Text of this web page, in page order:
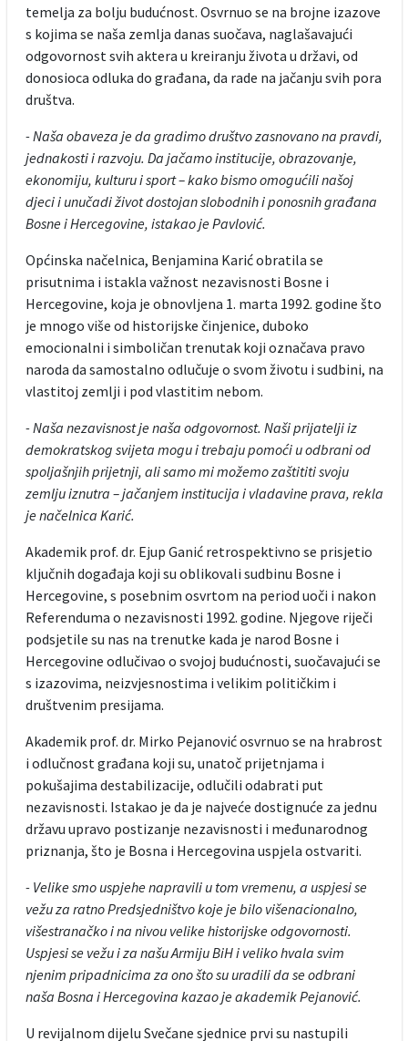
temelja za bolju budućnost. Osvrnuo se na brojne izazove
s kojima se naša zemlja danas suočava, naglašavajući
odgovornost svih aktera u kreiranju života u državi, od
donosioca odluka do građana, da rade na jačanju svih pora
društva.
- Naša obaveza je da gradimo društvo zasnovano na pravdi,
jednakosti i razvoju. Da jačamo institucije, obrazovanje,
ekonomiju, kulturu i sport – kako bismo omogućili našoj
djeci i unučadi život dostojan slobodnih i ponosnih građana
Bosne i Hercegovine, istakao je Pavlović.
Općinska načelnica, Benjamina Karić obratila se
prisutnima i istakla važnost nezavisnosti Bosne i
Hercegovine, koja je obnovljena 1. marta 1992. godine što
je mnogo više od historijske činjenice, duboko
emocionalni i simboličan trenutak koji označava pravo
naroda da samostalno odlučuje o svom životu i sudbini, na
vlastitoj zemlji i pod vlastitim nebom.
- Naša nezavisnost je naša odgovornost. Naši prijatelji iz
demokratskog svijeta mogu i trebaju pomoći u odbrani od
spoljašnjih prijetnji, ali samo mi možemo zaštititi svoju
zemlju iznutra – jačanjem institucija i vladavine prava, rekla
je načelnica Karić.
Akademik prof. dr. Ejup Ganić retrospektivno se prisjetio
ključnih događaja koji su oblikovali sudbinu Bosne i
Hercegovine, s posebnim osvrtom na period uoči i nakon
Referenduma o nezavisnosti 1992. godine. Njegove riječi
podsjetile su nas na trenutke kada je narod Bosne i
Hercegovine odlučivao o svojoj budućnosti, suočavajući se
s izazovima, neizvjesnostima i velikim političkim i
društvenim presijama.
Akademik prof. dr. Mirko Pejanović osvrnuo se na hrabrost
i odlučnost građana koji su, unatoč prijetnjama i
pokušajima destabilizacije, odlučili odabrati put
nezavisnosti. Istakao je da je najveće dostignuće za jednu
državu upravo postizanje nezavisnosti i međunarodnog
priznanja, što je Bosna i Hercegovina uspjela ostvariti.
- Velike smo uspjehe napravili u tom vremenu, a uspjesi se
vežu za ratno Predsjedništvo koje je bilo višenacionalno,
višestranačko i na nivou velike historijske odgovornosti.
Uspjesi se vežu i za našu Armiju BiH i veliko hvala svim
njenim pripadnicima za ono što su uradili da se odbrani
naša Bosna i Hercegovina kazao je akademik Pejanović.
U revijalnom dijelu Svečane sjednice prvi su nastupili